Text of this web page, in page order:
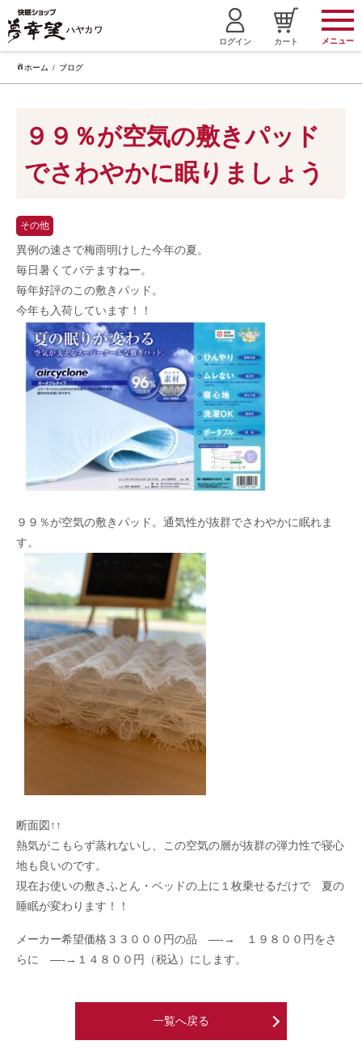
ログイン カート メニュー
ホーム ブログ
９９％が空気の敷きパッド
でさわやかに眠りましょう
その他
異例の速さで梅雨明けした今年の夏。
毎日暑くてバテますねー。
毎年好評のこの敷きパッド。
今年も入荷しています！！
９９％が空気の敷きパッド。通気性が抜群でさわやかに眠れま
す。
断面図↑↑
熱気がこもらず蒸れないし、この空気の層が抜群の弾力性で寝心
地も良いのです。
現在お使いの敷きふとん・ベッドの上に１枚乗せるだけで 夏の
睡眠が変わります！！
メーカー希望価格３３０００円の品 —-→ １９８００円をさ
らに —-→１４８００円（税込）にします。
一覧へ戻る